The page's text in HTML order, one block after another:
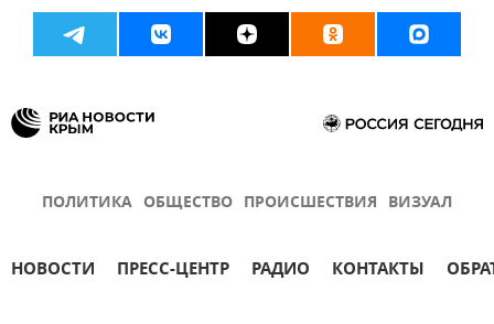
ПОЛИТИКА ОБЩЕСТВО ПРОИСШЕСТВИЯ ВИЗУАЛ
НОВОСТИ ПРЕСС-ЦЕНТР РАДИО КОНТАКТЫ